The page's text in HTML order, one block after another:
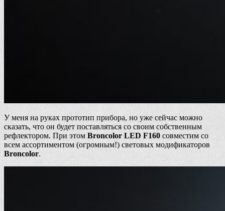
У меня на руках прототип прибора, но уже сейчас можно
сказать, что он будет поставляться со своим собственным
рефлектором. При этом Broncolor LED F160 совместим со
всем ассортиментом (огромным!) световых модификаторов
Broncolor.